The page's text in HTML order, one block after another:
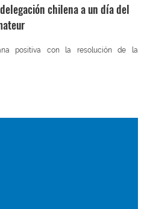
chilena a un día del
positiva con la resolución de la